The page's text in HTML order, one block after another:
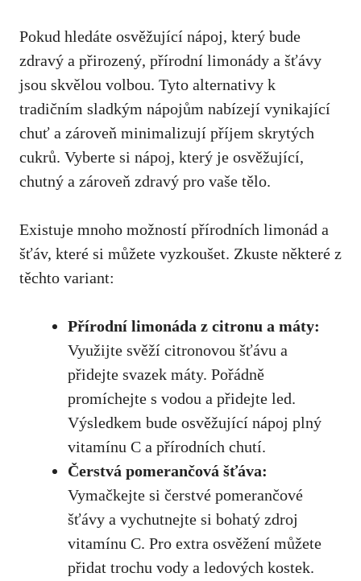
Pokud hledáte⁤ osvěžující nápoj, který bude
zdravý a přirozený,‍ přírodní ⁣limonády a šťávy
jsou skvělou volbou. Tyto alternativy⁤ k
‌tradičním ⁢sladkým nápojům nabízejí vynikající
⁤chuť a zároveň minimalizují příjem ⁢skrytých
cukrů. Vyberte si nápoj, který ⁢je osvěžující,
chutný a zároveň zdravý pro vaše tělo.
Existuje ‌mnoho možností přírodních⁣ limonád a
šťáv, ‍které si můžete ⁤vyzkoušet. Zkuste některé z
těchto variant:
Přírodní⁣ limonáda z citronu a⁤ máty:
Využijte svěží citronovou šťávu a
přidejte⁢ svazek ​máty. Pořádně
promíchejte s ⁤vodou a přidejte led.
Výsledkem bude osvěžující​ nápoj ‍plný
vitamínu ‌C a přírodních chutí.
Čerstvá pomerančová šťáva:
⁤Vymačkejte si čerstvé ⁣pomerančové
šťávy a vychutnejte‌ si ​bohatý zdroj‌
vitamínu ⁤C. Pro extra⁢ osvěžení můžete
‌přidat trochu vody a ledových kostek.